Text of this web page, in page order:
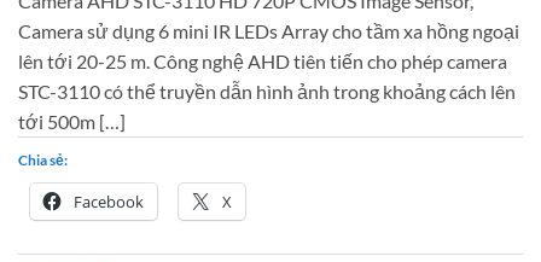
Camera sử dụng 6 mini IR LEDs Array cho tầm xa hồng ngoại
lên tới 20-25 m. Công nghệ AHD tiên tiến cho phép camera
STC-3110 có thể truyền dẫn hình ảnh trong khoảng cách lên
tới 500m […]
Chia sẻ:
Facebook X